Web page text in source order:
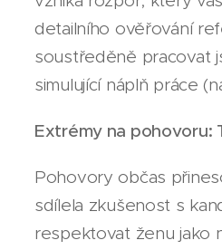
detailního ověřování
soustředěně pracovat
simulující náplň práce
Extrémy na pohovoru:
Pohovory občas
sdílela zkušenost s
respektovat ženu jako